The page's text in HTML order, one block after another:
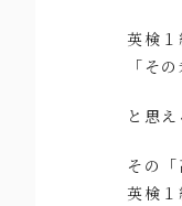
英検１
「そ
と思
その
英検１